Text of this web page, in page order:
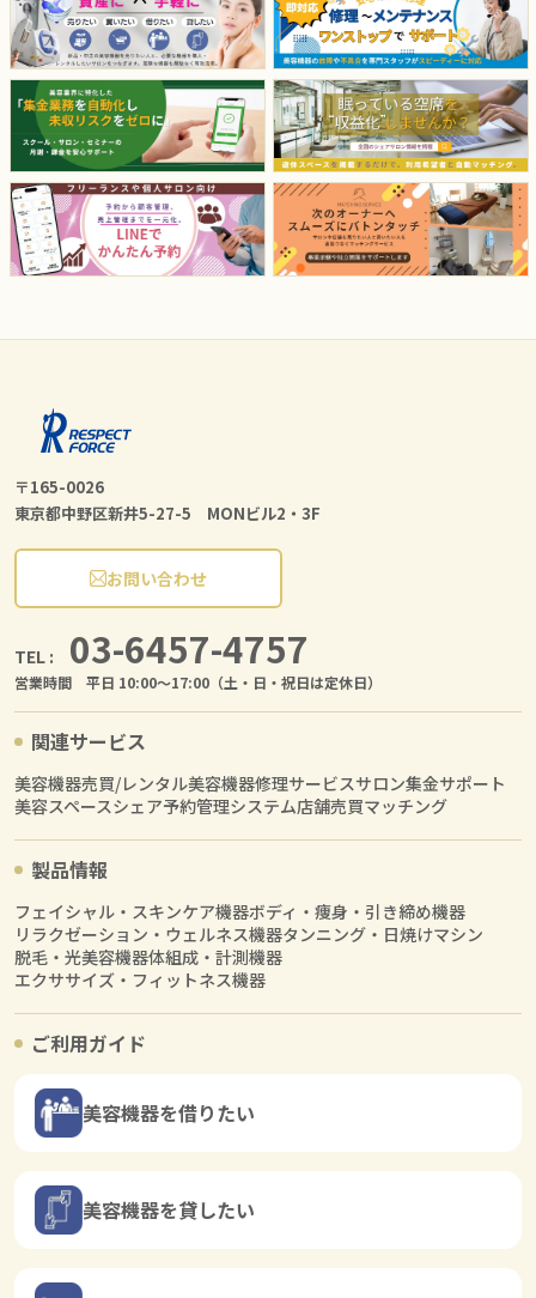
〒165-0026
東京都中野区新井5-27-5 MONビル2・3F
お問い合わせ
TEL : 03-6457-4757
営業時間 平日 10:00〜17:00（土・日・祝日は定休日）
関連サービス
美容機器売買/レンタル美容機器修理サービスサロン集金サポート
美容スペースシェア予約管理システム店舗売買マッチング
製品情報
フェイシャル・スキンケア機器ボディ・痩身・引き締め機器
リラクゼーション・ウェルネス機器タンニング・日焼けマシン
脱毛・光美容機器体組成・計測機器
エクササイズ・フィットネス機器
ご利用ガイド
美容機器を借りたい
美容機器を貸したい